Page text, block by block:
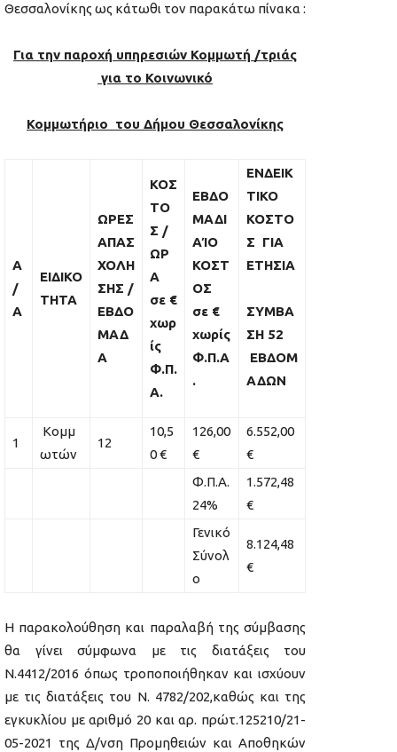
Θεσσαλονίκης ως κάτωθι τον παρακάτω πίνακα :
Για την παροχή υπηρεσιών Κομμωτή /τριάς
για το Κοινωνικό
Κομμωτήριο του Δήμου Θεσσαλονίκης
Α
/
Α
ΕΙΔΙΚΟ
ΤΗΤΑ
ΩΡΕΣ
ΑΠΑΣ
ΧΟΛΗ
ΣΗΣ /
ΕΒΔΟ
ΜΑΔ
Α
ΚΟΣ
ΤΟ
Σ /
ΩΡ
Α
σε €
χωρ
ίς
Φ.Π.
Α.
ΕΒΔΟ
ΜΑΔΙ
ΑΊΟ
ΚΟΣΤ
ΟΣ
σε €
χωρίς
Φ.Π.Α
.
ΕΝΔΕΙΚ
ΤΙΚΟ
ΚΟΣΤΟ
Σ ΓΙΑ
ΕΤΗΣΙΑ
ΣΥΜΒΑ
ΣΗ 52
ΕΒΔΟΜ
ΑΔΩΝ
1
Κομμ
ωτών
12
10,5
0 €
126,00
€
6.552,00
€
Φ.Π.Α.
24%
1.572,48
€
Γενικό
Σύνολ
ο
8.124,48
€
Η παρακολούθηση και παραλαβή της σύμβασης
θα γίνει σύμφωνα με τις διατάξεις του
Ν.4412/2016 όπως τροποποιήθηκαν και ισχύουν
με τις διατάξεις του Ν. 4782/202,καθώς και της
εγκυκλίου με αριθμό 20 και αρ. πρώτ.125210/21-
05-2021 της Δ/νση Προμηθειών και Αποθηκών